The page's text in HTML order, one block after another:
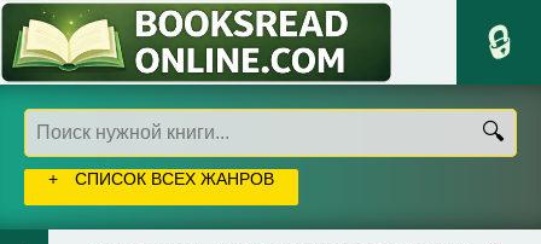
СПИСОК ВСЕХ ЖАНРОВ